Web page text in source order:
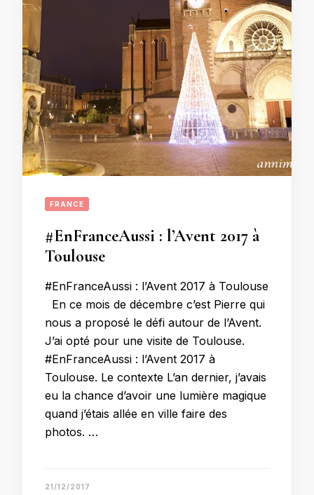
FRANCE
#EnFranceAussi : l’Avent 2017 à
Toulouse
#EnFranceAussi : l’Avent 2017 à Toulouse
En ce mois de décembre c’est Pierre qui
nous a proposé le défi autour de l’Avent.
J’ai opté pour une visite de Toulouse.
#EnFranceAussi : l’Avent 2017 à
Toulouse. Le contexte L’an dernier, j’avais
eu la chance d’avoir une lumière magique
quand j’étais allée en ville faire des
photos. …
21/12/2017